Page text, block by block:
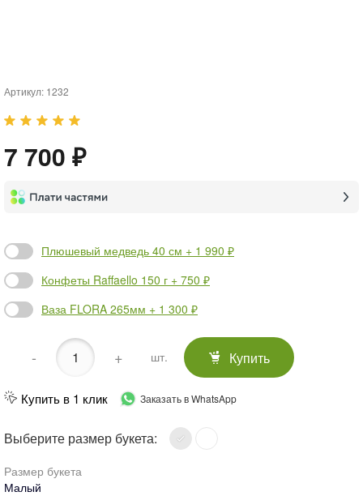
Артикул: 1232
7 700 ₽
Плюшевый медведь 40 см + 1 990 ₽
Конфеты Raffaello 150 г + 750 ₽
Ваза FLORA 265мм + 1 300 ₽
- + шт. Купить
Купить в 1 клик Заказать в WhatsApp
Выберите размер букета:
Размер букета
Малый